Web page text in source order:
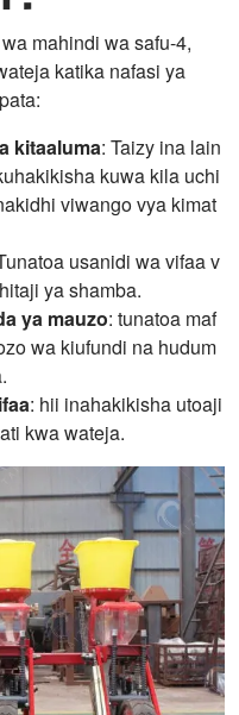
mahindi wa safu-4,
katika nafasi ya
kitaaluma: Taizy ina lain
kuwa kila uchi
viwango vya kimat
usanidi wa vifaa v
ya shamba.
ya mauzo: tunatoa maf
wa kiufundi na hudum
: hii inahakikisha utoaji
kwa wateja.